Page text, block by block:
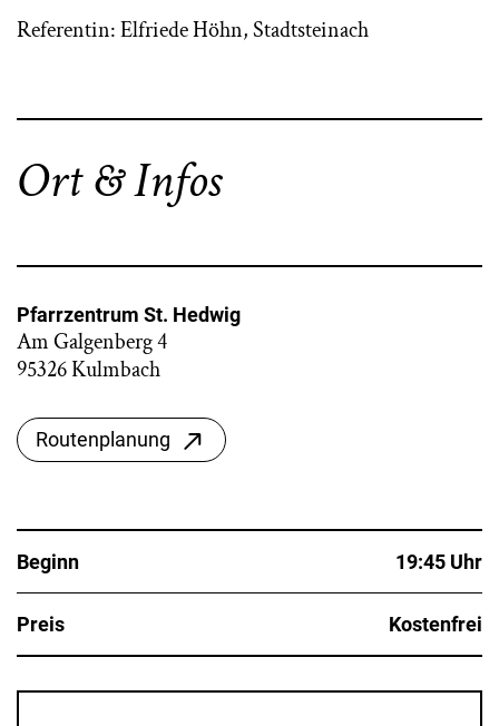
Referentin: Elfriede Höhn, Stadtsteinach
Ort & Infos
Pfarrzentrum St. Hedwig
Am Galgenberg 4
95326 Kulmbach
Routenplanung
Beginn 19:45 Uhr
Preis Kostenfrei